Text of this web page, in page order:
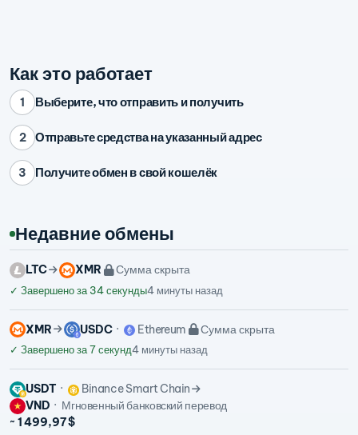
Как это работает
1 Выберите, что отправить и получить
2 Отправьте средства на указанный адрес
3 Получите обмен в свой кошелёк
Недавние обмены
LTC XMR Сумма скрыта
✓ Завершено за 34 секунды4 минуты назад
XMR USDC Ethereum Сумма скрыта
✓ Завершено за 7 секунд4 минуты назад
USDT
Binance Smart Chain
VND
Мгновенный банковский перевод
~ 1 499,97 $